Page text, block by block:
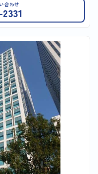
合わせ